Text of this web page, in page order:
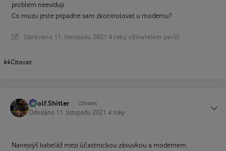
problem neeviduji.
Co muzu jeste pripadne sam zkontrolovat u modemu?
Upraveno 11. listopadu 2021 4 roky uživatelem pavlli
Citovat
Adolf.Shitler Uživatel
Odesláno 11. listopadu 2021 4 roky
Nanejvýš kabeláž mezi účastnickou zásuvkou a modemem.